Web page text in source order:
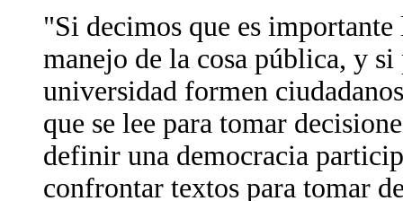
"Si decimos que es
manejo de la cosa pública, y
universidad formen
que se lee para tomar
definir una democracia
confrontar textos para tomar